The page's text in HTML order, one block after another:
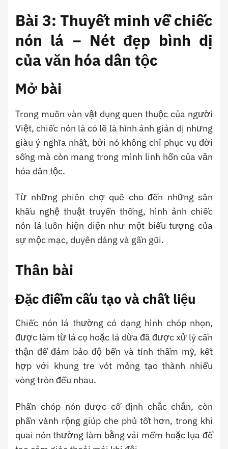
Bài 3: Thuyết minh về chiếc
nón lá – Nét đẹp bình dị
của văn hóa dân tộc
Mở bài
Trong muôn vàn vật dụng quen thuộc của người
Việt, chiếc nón lá có lẽ là hình ảnh giản dị nhưng
giàu ý nghĩa nhất, bởi nó không chỉ phục vụ đời
sống mà còn mang trong mình linh hồn của văn
hóa dân tộc.
Từ những phiên chợ quê cho đến những sân
khấu nghệ thuật truyền thống, hình ảnh chiếc
nón lá luôn hiện diện như một biểu tượng của
sự mộc mạc, duyên dáng và gần gũi.
Thân bài
Đặc điểm cấu tạo và chất liệu
Chiếc nón lá thường có dạng hình chóp nhọn,
được làm từ lá cọ hoặc lá dừa đã được xử lý cẩn
thận để đảm bảo độ bền và tính thẩm mỹ, kết
hợp với khung tre vót mỏng tạo thành nhiều
vòng tròn đều nhau.
Phần chóp nón được cố định chắc chắn, còn
phần vành rộng giúp che phủ tốt hơn, trong khi
quai nón thường làm bằng vải mềm hoặc lụa để